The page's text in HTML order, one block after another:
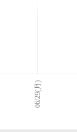
06/29(月)